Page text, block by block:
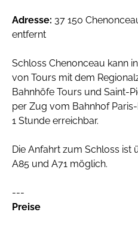
Adresse: 37 150
entfernt
Schloss Chenonceau kann
von Tours mit dem
Bahnhöfe Tours und Saint-
per Zug vom Bahnhof
1 Stunde erreichbar.
Die Anfahrt zum Schloss ist
A85 und A71 möglich.
---
Preise